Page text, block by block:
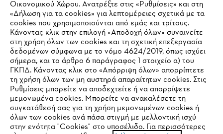
STIHL Συχνές ερωτήσεις
Service
Πολιτική απορρήτου Νομικό κείμενο Cookies
IHR BROWSER WIRD NICHT
UNTERSTÜTZT
Sie nutzen einen Browser, den wir noch nicht unterstützen. Für
eine optimale Nutzung unserer Seite empfehlen wir Ihnen, zu
einem der folgenden Browser zu wechseln:
Οικονομικού Χώρου. Ανατρέξτε στις «Ρυθμίσεις» και στη
«Δήλωση για τα cookies» για λεπτομέρειες σχετικά με τα
cookies που χρησιμοποιούνται από εμάς και τρίτους.
Κάνοντας κλικ στην επιλογή «Αποδοχή όλων» συναινείτε
στη χρήση όλων των cookies και τη σχετική επεξεργασία
δεδομένων σύμφωνα με το νόμο 4624/2019, όπως ισχύει
σήμερα, και το άρθρο 6 παράγραφος 1 στοιχείο α) του
ΓΚΠΔ. Κάνοντας κλικ στο «Απόρριψη όλων» απορρίπτετε
τη χρήση όλων των μη αυστηρά απαραίτητων cookies. Στις
Ρυθμίσεις μπορείτε να αποδεχτείτε ή να απορρίψετε
μεμονωμένα cookies. Μπορείτε να ανακαλέσετε τη
συγκατάθεσή σας για τη χρήση μεμονωμένων cookies ή
όλων των cookies ανά πάσα στιγμή με μελλοντική ισχύ
στην ενότητα "Cookies" στο υποσέλιδο. Για περισσότερες